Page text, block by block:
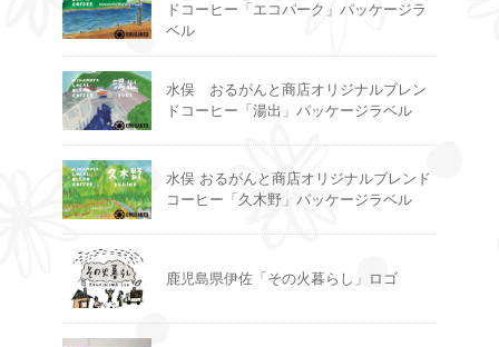
ドコーヒー「エコパーク」パッケージラ
ベル
水俣 おるがんと商店オリジナルブレン
ドコーヒー「湯出」パッケージラベル
水俣 おるがんと商店オリジナルブレンド
コーヒー「久木野」パッケージラベル
鹿児島県伊佐「その火暮らし」ロゴ